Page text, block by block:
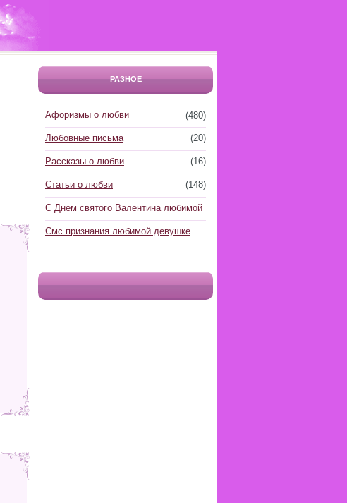
РАЗНОЕ
(480)
Афоризмы о любви
(20)
Любовные письма
(16)
Рассказы о любви
(148)
Статьи о любви
С Днем святого Валентина любимой
Смс признания любимой девушке